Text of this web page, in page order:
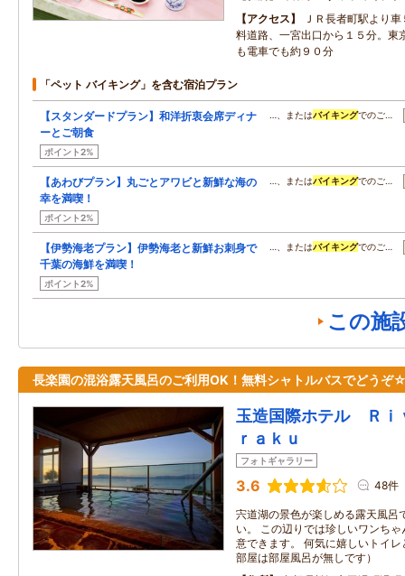
アクセス
ＪＲ長者町駅より
料道路、一宮出口から１５分。東
も電車でも約９０分
「ペット バイキング」を含む宿泊プラン
【スタンダードプラン】和洋折衷会席ディナ
ーとご朝食
ポイント2%
…、またはバイキングでのご…
【あわびプラン】丸ごとアワビと新鮮な海の
幸を満喫！
ポイント2%
…、またはバイキングでのご…
【伊勢海老プラン】伊勢海老と新鮮お刺身で
千葉の海鮮を満喫！
ポイント2%
…、またはバイキングでのご…
この施
長楽園の混浴露天風呂のご利用OK！無料シャトルバスでどうぞ
玉造国際ホテル Ｒ
ｒａｋｕ
フォトギャラリー
3.6 48件
宍道湖の景色が楽しめる露天風呂
い。 この辺りでは珍しいワンち
意できます。 何気に嬉しいトイ
部屋は部屋風呂が無しです）